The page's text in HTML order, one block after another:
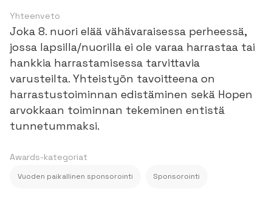
Yhteenveto
Joka 8. nuori elää vähävaraisessa perheessä,
jossa lapsilla/nuorilla ei ole varaa harrastaa tai
hankkia harrastamisessa tarvittavia
varusteilta. Yhteistyön tavoitteena on
harrastustoiminnan edistäminen sekä Hopen
arvokkaan toiminnan tekeminen entistä
tunnetummaksi.
Awards-kategoriat
Vuoden paikallinen sponsorointi Sponsorointi